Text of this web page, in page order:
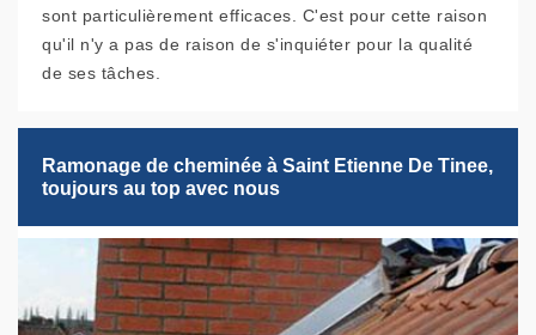
sont particulièrement efficaces. C'est pour cette raison
qu'il n'y a pas de raison de s'inquiéter pour la qualité
de ses tâches.
Ramonage de cheminée à Saint Etienne De Tinee,
toujours au top avec nous